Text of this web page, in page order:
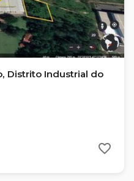
Distrito Industrial do